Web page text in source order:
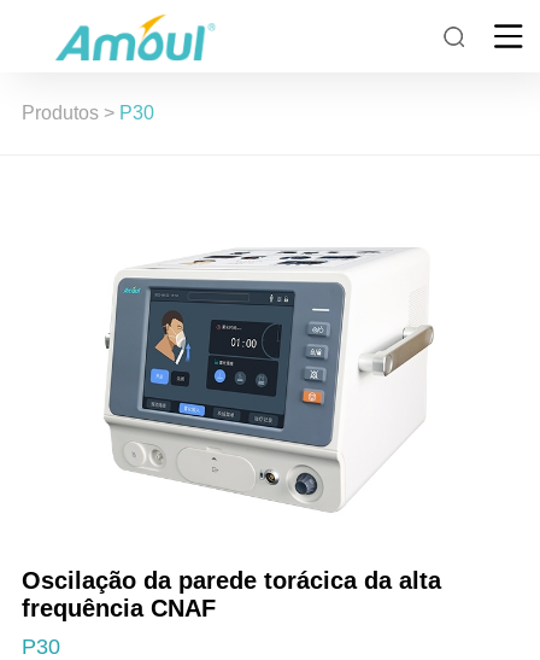
Produtos> P30
Oscilação da parede torácica da alta
frequência CNAF
P30